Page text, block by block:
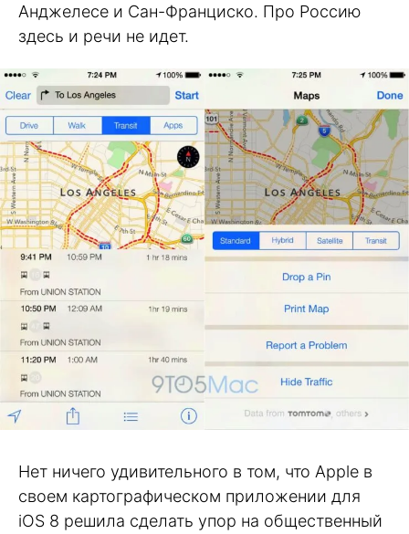
Анджелесе и Сан-Франциско. Про Россию
здесь и речи не идет.
Нет ничего удивительного в том, что Apple в
своем картографическом приложении для
iOS 8 решила сделать упор на общественный